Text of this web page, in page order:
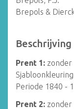
Brepols &
Beschrijving
Prent 1: zonder
Periode 1840 -
Prent 2: zonder